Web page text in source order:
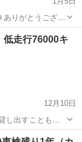
り 認証工場の資
してアフリカに
R
低走行76000キ
12月10日
し出すこともで